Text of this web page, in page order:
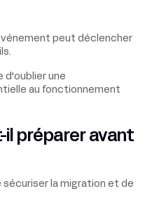
peut déclencher
d'oublier une
au fonctionnement
il préparer avant
la migration et de